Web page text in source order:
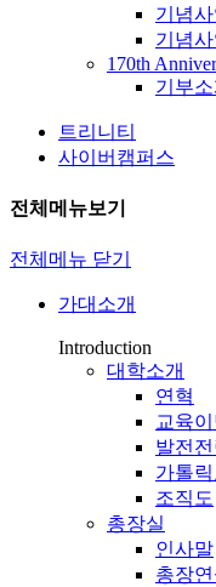
기념
기념사
170th
기부소
트리니티
사이버캠퍼스
전체메뉴보기
전체메뉴 닫기
가대소개
Introduction
대학소개
연혁
교육이
발전
가톨
조직도
총장실
인사말
총장